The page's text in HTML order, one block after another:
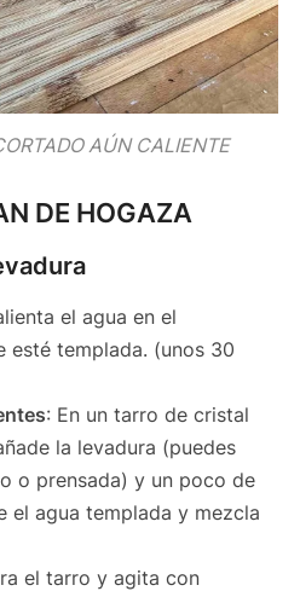
AÚN CALIENTE
DE HOGAZA
el agua en el
esté templada. (unos 30
: En un tarro de cristal
la levadura (puedes
o prensada) y un poco de
el agua templada y mezcla
el tarro y agita con